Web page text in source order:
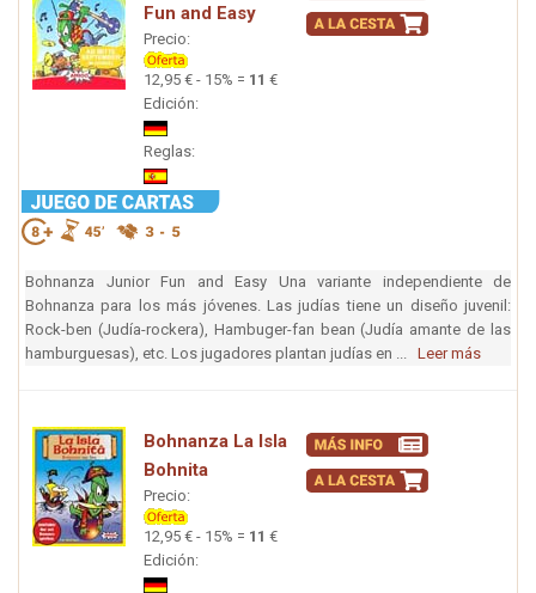
Fun and Easy
Precio:
12,95 € - 15% = 11 €
Edición:
Reglas:
Bohnanza Junior Fun and Easy Una variante independiente de
Bohnanza para los más jóvenes. Las judías tiene un diseño juvenil:
Rock-ben (Judía-rockera), Hambuger-fan bean (Judía amante de las
hamburguesas), etc. Los jugadores plantan judías en ... Leer más
Bohnanza La Isla
Bohnita
Precio:
12,95 € - 15% = 11 €
Edición: